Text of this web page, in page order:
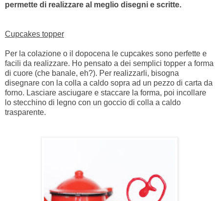
permette di realizzare al meglio disegni e scritte.
Cupcakes topper
Per la colazione o il dopocena le cupcakes sono perfette e
facili da realizzare. Ho pensato a dei semplici topper a forma
di cuore (che banale, eh?). Per realizzarli, bisogna
disegnare con la colla a caldo sopra ad un pezzo di carta da
forno. Lasciare asciugare e staccare la forma, poi incollare
lo stecchino di legno con un goccio di colla a caldo
trasparente.